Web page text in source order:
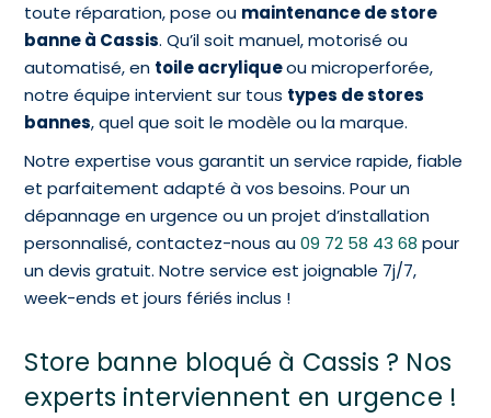
toute réparation, pose ou maintenance de store
banne à Cassis. Qu’il soit manuel, motorisé ou
automatisé, en toile acryliqueou microperforée,
notre équipe intervient sur tous types de stores
bannes, quel que soit le modèle ou la marque.
Notre expertise vous garantit un service rapide, fiable
et parfaitement adapté à vos besoins. Pour un
dépannage en urgence ou un projet d’installation
personnalisé, contactez-nous au09 72 58 43 68 pour
un devis gratuit. Notre service est joignable 7j/7,
week-ends et jours fériés inclus !
Store banne bloqué à Cassis ? Nos
experts interviennent en urgence !